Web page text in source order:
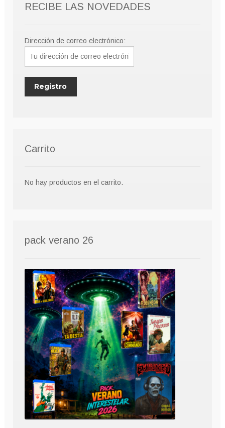
RECIBE LAS NOVEDADES
Dirección de correo electrónico:
Carrito
No hay productos en el carrito.
pack verano 26